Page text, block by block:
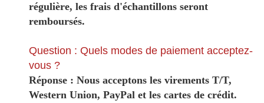
régulière, les frais d'échantillons seront
remboursés.
Question : Quels modes de paiement acceptez-
vous ?
Réponse : Nous acceptons les virements T/T,
Western Union, PayPal et les cartes de crédit.